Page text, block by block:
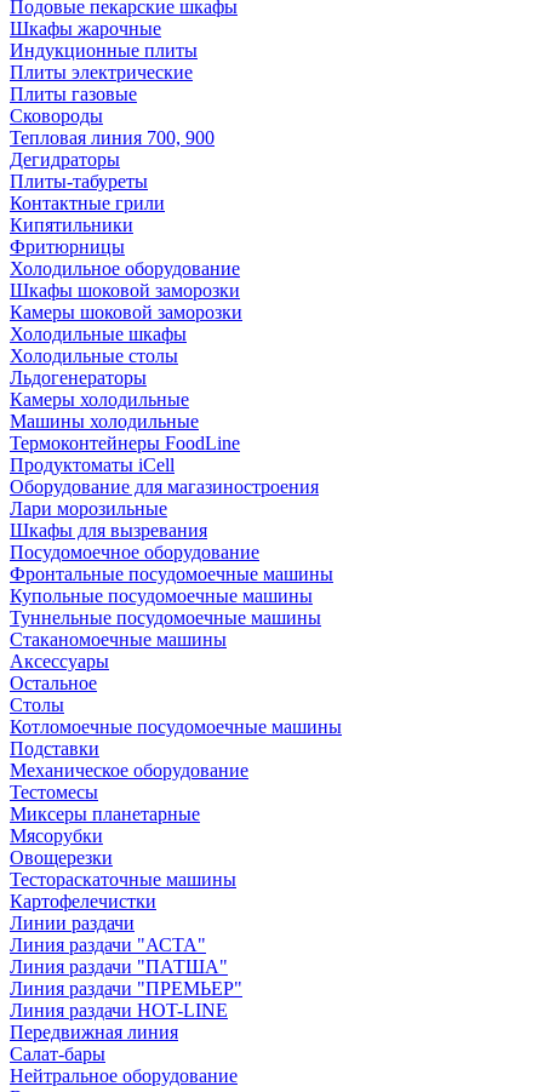
Подовые пекарские шкафы
Шкафы жарочные
Индукционные плиты
Плиты электрические
Плиты газовые
Сковороды
Тепловая линия 700, 900
Дегидраторы
Плиты-табуреты
Контактные грили
Кипятильники
Фритюрницы
Холодильное оборудование
Шкафы шоковой заморозки
Камеры шоковой заморозки
Холодильные шкафы
Холодильные столы
Льдогенераторы
Камеры холодильные
Машины холодильные
Термоконтейнеры FoodLine
Продуктоматы iCell
Оборудование для магазиностроения
Лари морозильные
Шкафы для вызревания
Посудомоечное оборудование
Фронтальные посудомоечные машины
Купольные посудомоечные машины
Туннельные посудомоечные машины
Стаканомоечные машины
Аксессуары
Остальное
Столы
Котломоечные посудомоечные машины
Подставки
Механическое оборудование
Тестомесы
Миксеры планетарные
Мясорубки
Овощерезки
Тестораскаточные машины
Картофелечистки
Линии раздачи
Линия раздачи "АСТА"
Линия раздачи "ПАТША"
Линия раздачи "ПРЕМЬЕР"
Линия раздачи HOT-LINE
Передвижная линия
Салат-бары
Нейтральное оборудование